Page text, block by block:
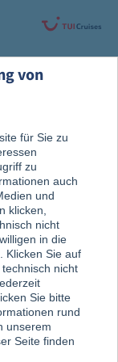
von
für Sie zu
zu
auch
und
klicken,
nicht
in die
Klicken Sie auf
nicht
Sie bitte
rund
unserem
Seite finden